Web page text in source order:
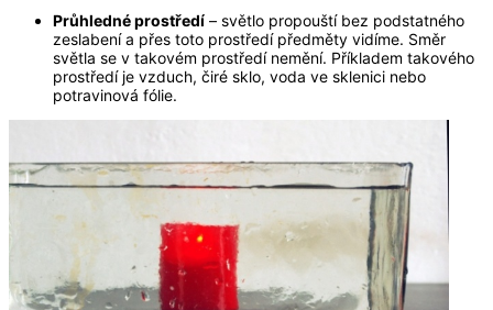
Průhledné prostředí – světlo propouští bez podstatného
zeslabení a přes toto prostředí předměty vidíme. Směr
světla se v takovém prostředí nemění. Příkladem takového
prostředí je vzduch, čiré sklo, voda ve sklenici nebo
potravinová fólie.